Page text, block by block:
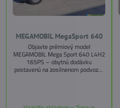
MEGAMOBIL MegaSport 640
Objavte prémiový model
MEGAMOBIL Mega Sport 640 L4H2
165PS – obytnú dodávku
postavenú na zosilnenom podvozku